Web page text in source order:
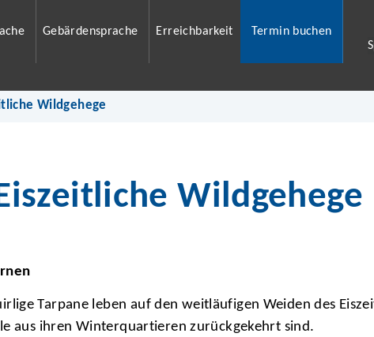
Gebärdensprache Erreichbarkeit
Termin buchen
Wildgehege
Wildgehege
Tarpane leben auf den weitläufigen Weiden des
aus ihren Winterquartieren zurückgekehrt sind.